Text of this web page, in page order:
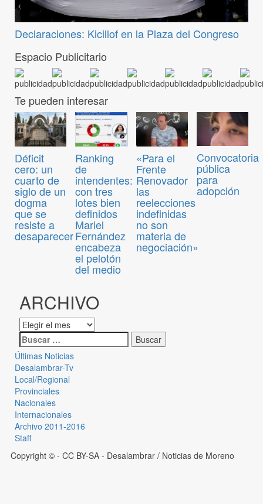
Declaraciones: Kicillof en la Plaza del Congreso
Espacio Publicitario
Te pueden interesar
Déficit
cero: un
cuarto de
siglo de un
dogma
que se
resiste a
desaparecer
Ranking
de
intendentes:
con tres
lotes bien
definidos
Mariel
Fernández
encabeza
el pelotón
del medio
«Para el
Frente
Renovador
las
reelecciones
indefinidas
no son
materia de
negociación»
Convocatoria
pública
para
adopción
ARCHIVO
Últimas Noticias
Desalambrar-Tv
Local/Regional
Provinciales
Nacionales
Internacionales
Archivo 2011-2016
Staff
Copyright © - CC BY-SA - Desalambrar / Noticias de Moreno